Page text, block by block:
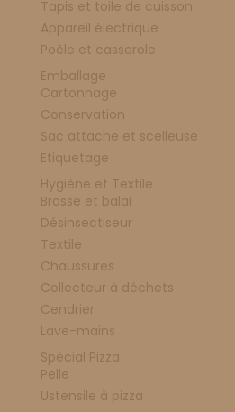
Tapis et toile de cuisson
Appareil électrique
Poêle et casserole
Emballage
Cartonnage
Conservation
Sac attache et scelleuse
Etiquetage
Hygiène et Textile
Brosse et balai
Désinsectiseur
Textile
Chaussures
Collecteur à déchets
Cendrier
Lave-mains
Spécial Pizza
Pelle
Ustensile à pizza